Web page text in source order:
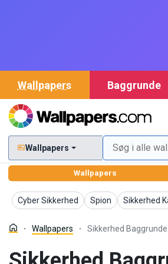
Wallpapers Baggrunde
Wallpapers
Wallpapers
Cyber Sikkerhed
Wallpapers Spion
WallpapersSikkerhed
Wallpapers
Wallpapers Sikkerhed